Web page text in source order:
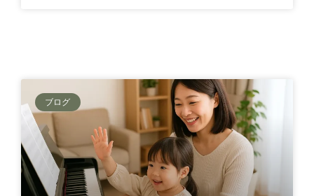
ブログ